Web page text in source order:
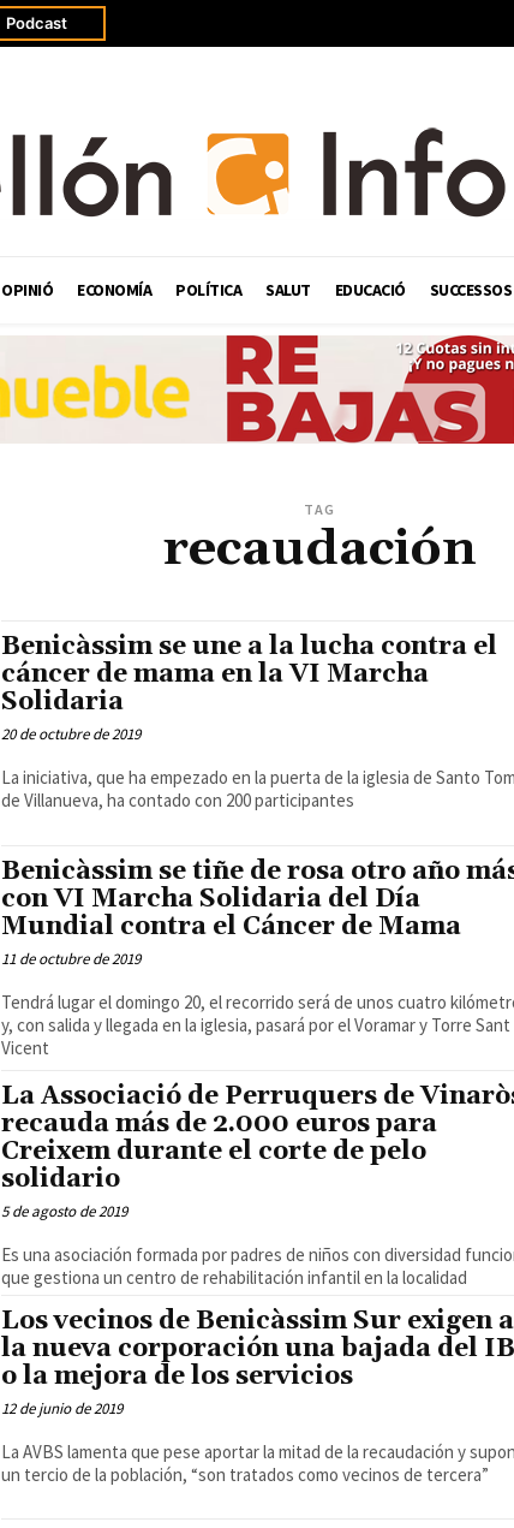
Podcast
OPINIÓ ECONOMÍA POLÍTICA SALUT EDUCACIÓ SUCCESSOS
TAG
recaudación
Benicàssim se une a la lucha contra el
cáncer de mama en la VI Marcha
Solidaria
20 de octubre de 2019
La iniciativa, que ha empezado en la puerta de la iglesia de Santo
de Villanueva, ha contado con 200 participantes
Benicàssim se tiñe de rosa otro año
con VI Marcha Solidaria del Día
Mundial contra el Cáncer de Mama
11 de octubre de 2019
Tendrá lugar el domingo 20, el recorrido será de unos cuatro
y, con salida y llegada en la iglesia, pasará por el Voramar y Torre Sant
Vicent
La Associació de Perruquers de
recauda más de 2.000 euros para
Creixem durante el corte de pelo
solidario
5 de agosto de 2019
Es una asociación formada por padres de niños con diversidad
que gestiona un centro de rehabilitación infantil en la localidad
Los vecinos de Benicàssim Sur exigen a
la nueva corporación una bajada del
o la mejora de los servicios
12 de junio de 2019
La AVBS lamenta que pese aportar la mitad de la recaudación y
un tercio de la población, “son tratados como vecinos de tercera”